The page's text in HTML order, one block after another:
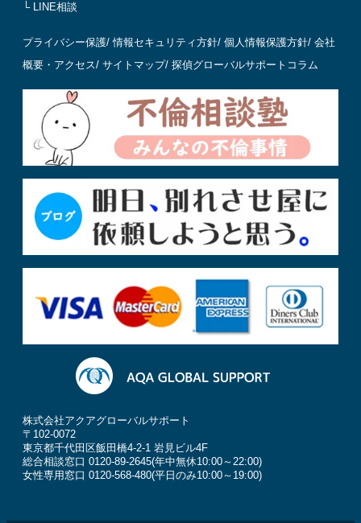
└ LINE相談
プライバシー保護/情報セキュリティ方針/ 個人情報保護方針/ 会社
概要・アクセス/ サイトマップ/ 探偵グローバルサポートコラム
株式会社アクアグローバルサポート
〒102-0072
東京都千代田区飯田橋4-2-1 岩見ビル4F
総合相談窓口 0120-89-2645(年中無休10:00～22:00)
女性専用窓口 0120-568-480(平日のみ10:00～19:00)